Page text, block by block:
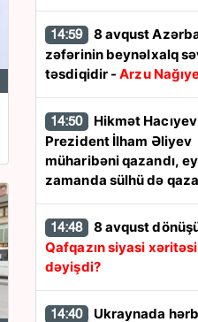
14:59
zəfərinin beynəlxalq
təsdiqidir -Arzu
14:50
Prezident İlham Əliyev
müharibəni qazandı,
zamanda sülhü də
14:48 8 avqust
Qafqazın siyasi
dəyişdi?
14:40